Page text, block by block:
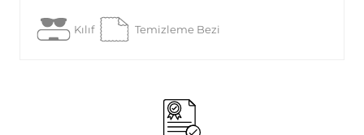
Kılıf Temizleme Bezi